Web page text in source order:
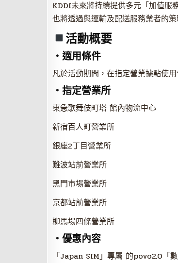
KDDI未來將持續提供多元「加值服
也將透過與運輸及配送服務業者的
活動概要
・適用條件
凡於活動期間，在指定營業據點使
・指定營業所
東急歌舞伎町塔 館內物流中心
新宿百人町營業所
銀座2丁目營業所
難波站前營業所
黑門市場營業所
京都站前營業所
柳馬場四條營業所
・優惠內容
「Japan SIM」專屬 的povo2.0「